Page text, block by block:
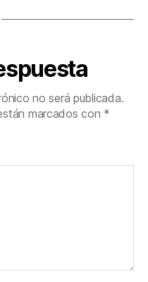
no será publicada.
marcados con *